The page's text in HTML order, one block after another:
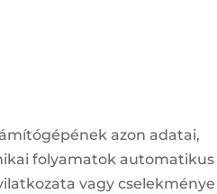
azon adatai,
folyamatok automatikus
vagy cselekménye